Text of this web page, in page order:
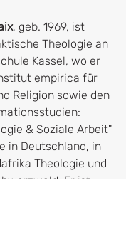
, geb. 1969, ist
Theologie an
Kassel, wo er
empirica für
Religion sowie den
& Soziale Arbeit"
in Deutschland, in
Theologie und
Er ist